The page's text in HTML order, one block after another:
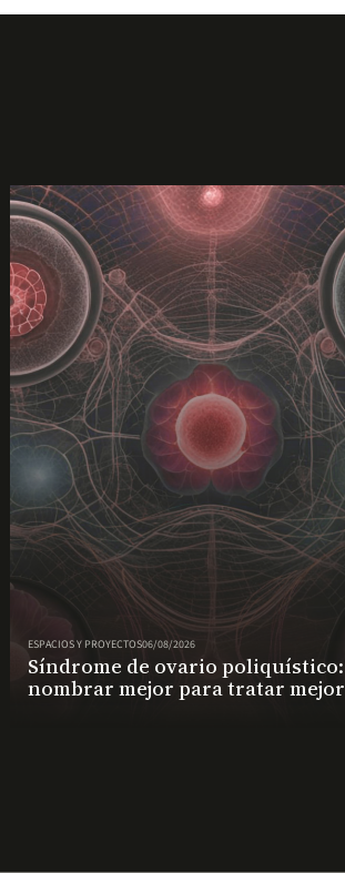
para ti. Desde becas hasta créditos y
mejor se ajusta a tu camino
ESPACIOS Y PROYECTOS06/08/2026
Síndrome de ovario poliquístico:
nombrar mejor para tratar mejor